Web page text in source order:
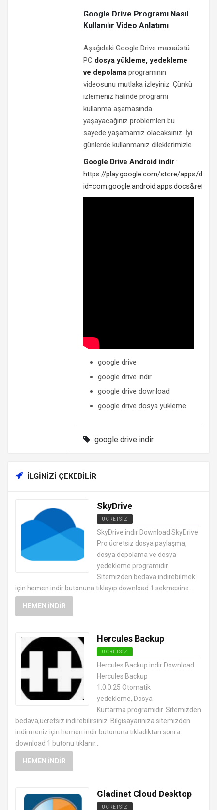
Google Drive Programı Nasıl
Kullanılır Video Anlatımı
Aşağıdaki Google Drive masaüstü
PC dosya yükleme, yedekleme
ve depolamaprogramının
videosunu mutlaka izleyiniz. Çünkü
izlemeniz halinde programı
kullanma aşamasında
yaşayacağınız problemleri bu
sayede yaşamamız olacaksınız. İyi
günlerde kullanmanız dileklerimizle.
Google Drive Android indir:
https://play.google.com/store/apps/
google drive
google drive indir
google drive download
google drive dosya yükleme
google drive indir
İLGINIZI ÇEKEBILIR
SkyDrive
ÜCRETSIZ
SIKIŞTIRMA YEDEKLEME
PROGRAMLARI
SkyDrive indir Download SkyDrive
Pro ücretsiz dosya paylaşma,
dosya depolama ve dosya
yedekleme programıdır.
Sitemizden bedava indirebilmek
için hemen indir butonuna tıklayıp download 1 sekmesine...
HEMEN İNDIR
Hercules Backup
ÜCRETSIZ
SIKIŞTIRMA YEDEKLEME
PROGRAMLARI
Hercules Backup indir Download
Hercules Backup
1.0.0.25 Otomatik
yedekleme, Dosya
Kurtarma programıdır. Sitemizden
bedava,ücretsiz indirebilirsiniz. Bilgisayarınıza sitemizden
indirmeniz için hemen indir butonuna tıkladıktan sonra
download 1 butonu tıklanır...
HEMEN İNDIR
Gladinet Cloud Desktop
ÜCRETSIZ